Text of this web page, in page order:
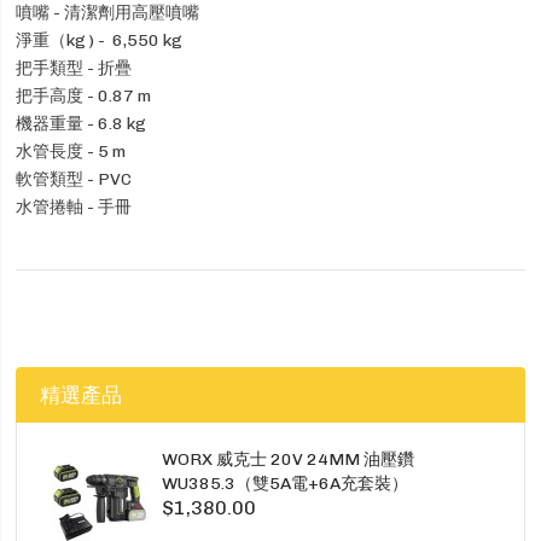
噴嘴 - 清潔劑用高壓噴嘴
淨重（kg ) - 6,550 kg
把手類型 - 折疊
把手高度 - 0.87 m
機器重量 - 6.8 kg
水管長度 - 5 m
軟管類型 - PVC
水管捲軸 - 手冊
精選產品
WORX 威克士 20V 24MM 油壓鑽
WU385.3（雙5A電+6A充套裝）
$1,380.00